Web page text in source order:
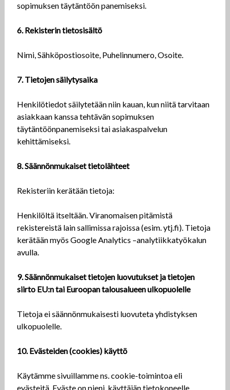
sopimuksen täytäntöön panemiseksi.
6. Rekisterin tietosisältö
Nimi, Sähköpostiosoite, Puhelinnumero, Osoite.
7. Tietojen säilytysaika
Henkilötiedot säilytetään niin kauan, kun niitä tarvitaan
asiakkaan kanssa tehtävän sopimuksen
täytäntöönpanemiseksi tai asiakaspalvelun
kehittämiseksi.
8. Säännönmukaiset tietolähteet
Rekisteriin kerätään tietoja:
Henkilöltä itseltään. Viranomaisen pitämistä
rekistereistä lain sallimissa rajoissa (esim. ytj.fi). Tietoja
kerätään myös Google Analytics –analytiikkatyökalun
avulla.
9. Säännönmukaiset tietojen luovutukset ja tietojen
siirto EU:n tai Euroopan talousalueen ulkopuolelle
Tietoja ei säännönmukaisesti luovuteta yhdistyksen
ulkopuolelle.
10. Evästeiden (cookies) käyttö
Käytämme sivuillamme ns. cookie-toimintoa eli
evästeitä. Eväste on pieni, käyttäjän tietokoneelle